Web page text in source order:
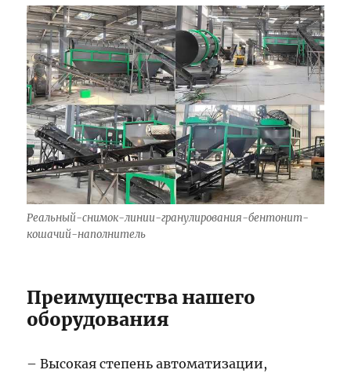
Реальный-снимок-линии-гранулирования-бентонит-
кошачий-наполнитель
Преимущества нашего
оборудования
– Высокая степень автоматизации,